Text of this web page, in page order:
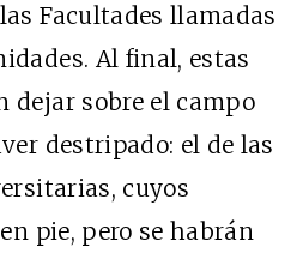
Facultades llamadas
Al final, estas
dejar sobre el campo
destripado: el de las
cuyos
pie, pero se habrán